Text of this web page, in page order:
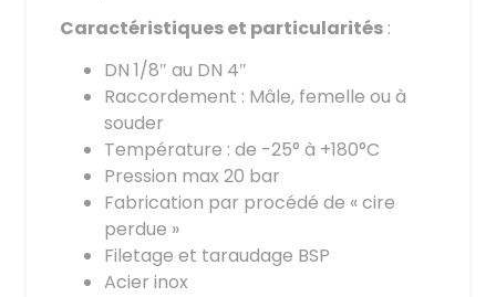
Caractéristiques et particularités :
DN 1/8″ au DN 4″
Raccordement : Mâle, femelle ou à
souder
Température : de -25° à +180°C
Pression max 20 bar
Fabrication par procédé de « cire
perdue »
Filetage et taraudage BSP
Acier inox